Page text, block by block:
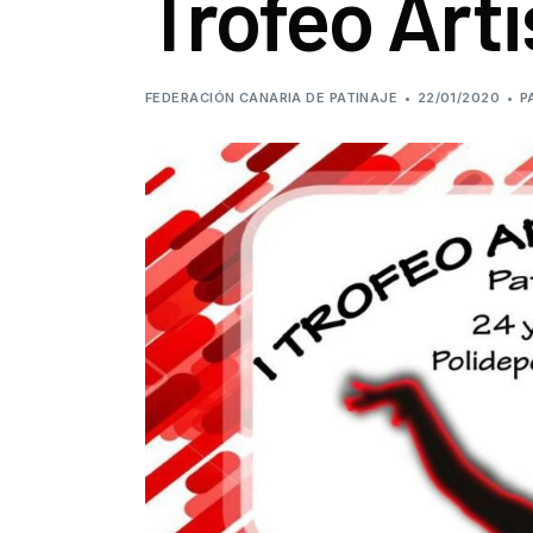
FEDERACIÓN CANARIA DE PATINAJE 22/01/2020